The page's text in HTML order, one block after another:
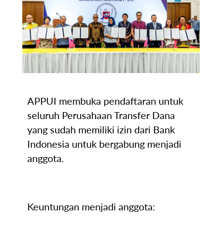
APPUI membuka pendaftaran untuk
seluruh Perusahaan Transfer Dana
yang sudah memiliki izin dari Bank
Indonesia untuk bergabung menjadi
anggota.
Keuntungan menjadi anggota: